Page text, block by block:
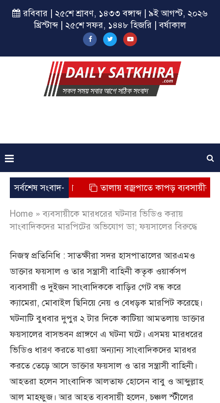
রবিবার | ২৫শে শ্রাবণ, ১৪৩৩ বঙ্গাব্দ | ৯ই আগস্ট, ২০২৬
খ্রিস্টাব্দ | ২৫শে সফর, ১৪৪৮ হিজরি | বর্ষাকাল
সর্বশেষ সংবাদ-
অভিযোগ তালায় বজ্রপাতে কাপড় ব্যবসায়ীর মৃত্যু
Home »ব্যবসায়ীকে মারধরের ঘটনার ভিডিও করায়
সাংবাদিকদের মারপিটের অভিযোগ ডা; ফয়সালের বিরুদ্ধে
নিজস্ব প্রতিনিধি : সাতক্ষীরা সদর হাসপাতালের আরএমও
ডাক্তার ফয়সাল ও তার সন্ত্রাসী বাহিনী কতৃক ওয়ার্কসপ
ব্যবসায়ী ও দুইজন সাংবাদিককে বাড়ির গেট বন্ধ করে
ক্যামেরা, মোবাইল ছিনিয়ে নেয় ও বেধড়ক মারপিট করেছে।
ঘটনাটি বুধবার দুপুর ২ টার দিকে কাটিয়া আমতলায় ডাক্তার
ফয়সালের বাসভবন প্রাঙ্গণে এ ঘটনা ঘটে। এসময় মারধরের
ভিডিও ধারণ করতে যাওয়া অন্যান্য সাংবাদিকদের মারধর
করতে তেড়ে আসে ডাক্তার ফয়সাল ও তার সন্ত্রাসী বাহিনী।
আহতরা হলেন সাংবাদিক আলতাফ হোসেন বাবু ও আব্দুল্লাহ
আল মাহফুজ। আর আহত ব্যবসায়ী হলেন, চঞ্চল স্টীলের